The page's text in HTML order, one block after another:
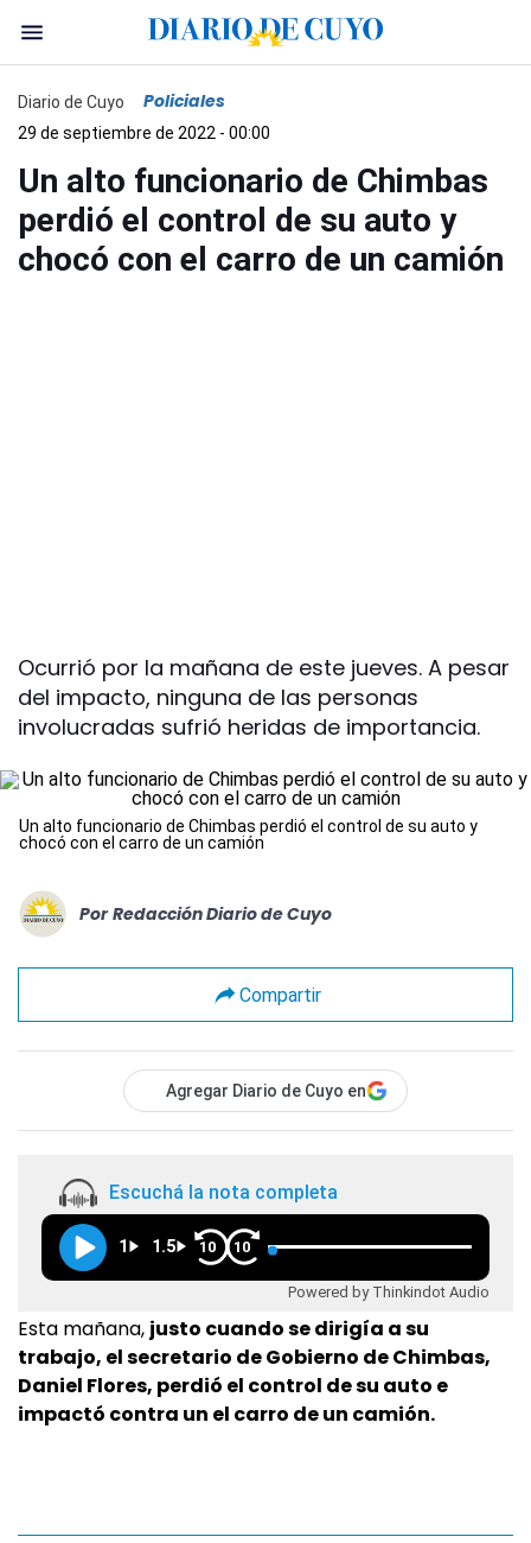
Diario de Cuyo Policiales
29 de septiembre de 2022 - 00:00
Un alto funcionario de Chimbas
perdió el control de su auto y
chocó con el carro de un camión
Ocurrió por la mañana de este jueves. A pesar
del impacto, ninguna de las personas
involucradas sufrió heridas de importancia.
Un alto funcionario de Chimbas perdió el control de su auto y
chocó con el carro de un camión
Por Redacción Diario de Cuyo
Compartir
Agregar Diario de Cuyo en
Escuchá la nota completa
1 1.5 10 10
Powered by Thinkindot Audio
Esta mañana, justo cuando se dirigía a su
trabajo, el secretario de Gobierno de Chimbas,
Daniel Flores, perdió el control de su auto e
impactó contra un el carro de un camión.